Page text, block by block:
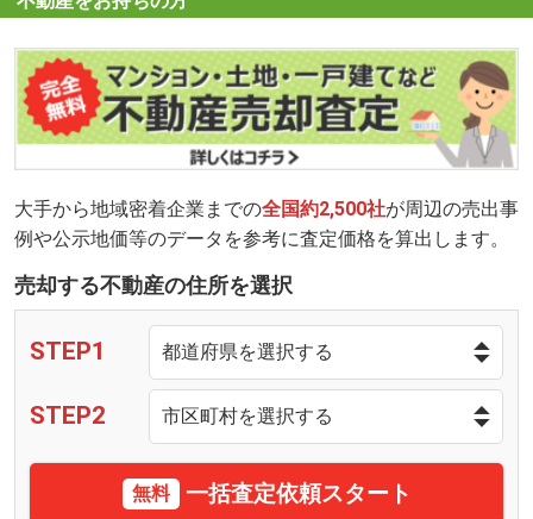
大手から地域密着企業までの全国約2,500社が周辺の売出事
例や公示地価等のデータを参考に査定価格を算出します。
売却する不動産の住所を選択
STEP1
STEP2
無料 一括査定依頼スタート